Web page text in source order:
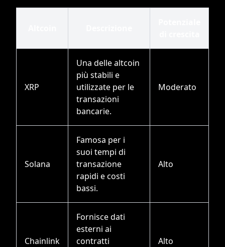
XRP
Una delle altcoin
più stabili e
utilizzate per le
transazioni
bancarie.
Moderato
Solana
Famosa per i
suoi tempi di
transazione
rapidi e costi
bassi.
Alto
Chainlink
Fornisce dati
esterni ai
contratti
Alto